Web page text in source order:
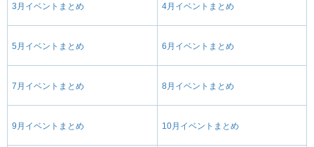
3月イベントまとめ 4月イベントまとめ
5月イベントまとめ 6月イベントまとめ
7月イベントまとめ 8月イベントまとめ
9月イベントまとめ 10月イベントまとめ